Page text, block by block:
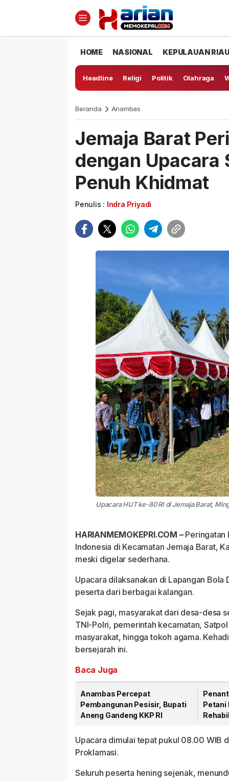
HOME NASIONAL KEPULAUAN RIAU
Headline Religi Politik Olahraga
Beranda Anambas
Jemaja Barat
dengan Upacara
Penuh Khidmat
Penulis : Indra Priyadi
Upacara HUT ke-80 RI di Jemaja Barat,
HARIANMEMOKEPRI.COM –Peringatan
Indonesia di Kecamatan Jemaja Barat,
meski digelar sederhana.
Upacara dilaksanakan di Lapangan
peserta dari berbagai kalangan.
Sejak pagi, masyarakat dari desa-desa
TNI-Polri, pemerintah kecamatan,
masyarakat, hingga tokoh agama.
bersejarah ini.
Baca Juga
Anambas Percepat
Pembangunan Pesisir, Bupati
Aneng Gandeng KKP RI
Petani
Upacara dimulai tepat pukul 08.00 WIB
Proklamasi.
Seluruh peserta hening sejenak,